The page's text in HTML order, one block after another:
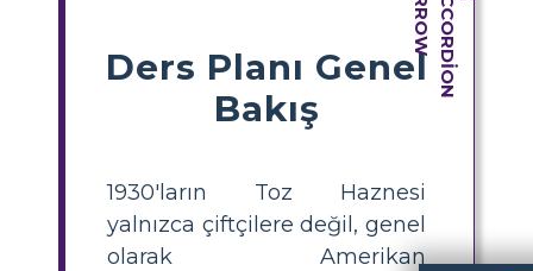
Ders Planı Genel
Bakış
1930'ların Toz Haznesi
yalnızca çiftçilere değil, genel
olarak Amerikan